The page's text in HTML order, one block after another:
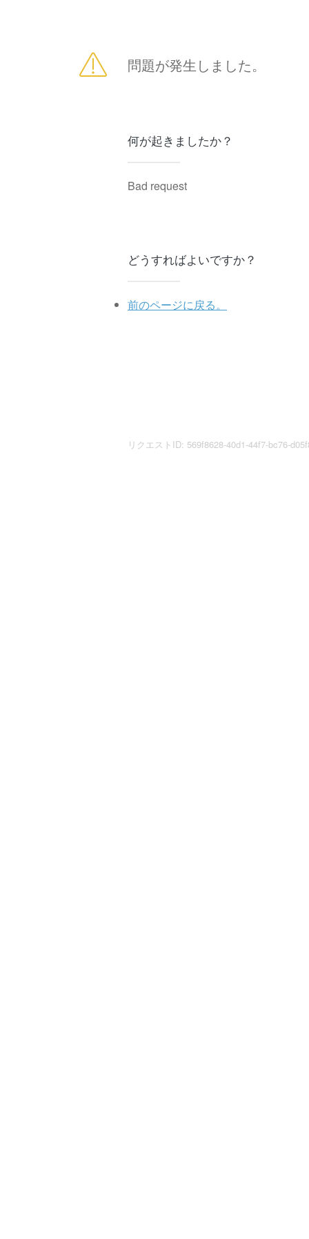
問題が発生しました。
何が起きましたか？
Bad request
どうすればよいですか？
前のページに戻る。
リクエストID: 569f8628-40d1-44f7-bc76-